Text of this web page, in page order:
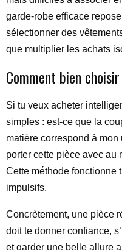
garde-robe efficace
sélectionner des
que multiplier les achats
Comment bien
Si tu veux acheter
simples : est-ce que la
matière correspond à
porter cette pièce avec au
Cette méthode fonctionne
impulsifs.
Concrètement, une pièce
doit te donner confiance,
et garder une belle allure